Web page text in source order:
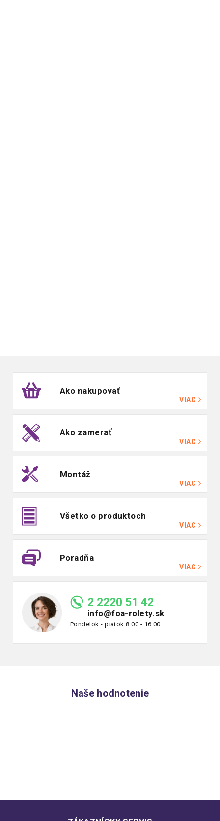
Ako nakupovať
VIAC
Ako zamerať
VIAC
Montáž
VIAC
Všetko o produktoch
VIAC
Poradňa
VIAC
2 2220 51 42
info@foa-rolety.sk
Pondelok - piatok 8:00 - 16:00
Naše hodnotenie